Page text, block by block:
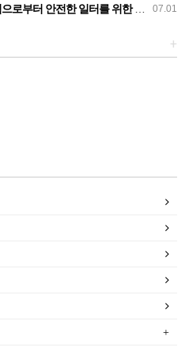
07.01
민주노총 강원지역본부 폭염감시단 선포 기자회견
+